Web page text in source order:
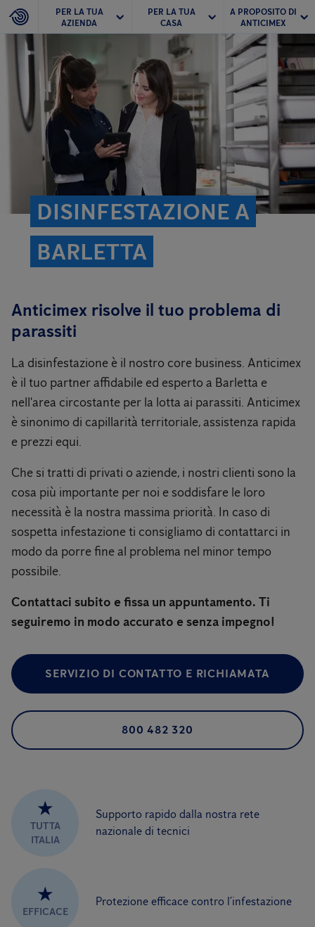
PER LA TUA
AZIENDA
PER LA TUA
CASA
A PROPOSITO DI
ANTICIMEX
DISINFESTAZIONE A
BARLETTA
Anticimex risolve il tuo problema di
parassiti
La disinfestazione è il nostro core business. Anticimex
è il tuo partner affidabile ed esperto a Barletta e
nell'area circostante per la lotta ai parassiti. Anticimex
è sinonimo di capillarità territoriale, assistenza rapida
e prezzi equi.
Che si tratti di privati ​​o aziende, i nostri clienti sono la
cosa più importante per noi e soddisfare le loro
necessità è la nostra massima priorità. In caso di
sospetta infestazione ti consigliamo di contattarci in
modo da porre fine al problema nel minor tempo
possibile.
Contattaci subito e fissa un appuntamento. Ti
seguiremo in modo accurato e senza impegno!
SERVIZIO DI CONTATTO E RICHIAMATA
800 482 320
★
TUTTA
ITALIA
Supporto rapido dalla nostra rete
nazionale di tecnici
★
EFFICACE
Protezione efficace contro l’infestazione